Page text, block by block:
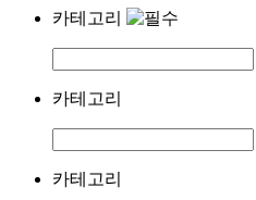
카테고리
카테고리
카테고리